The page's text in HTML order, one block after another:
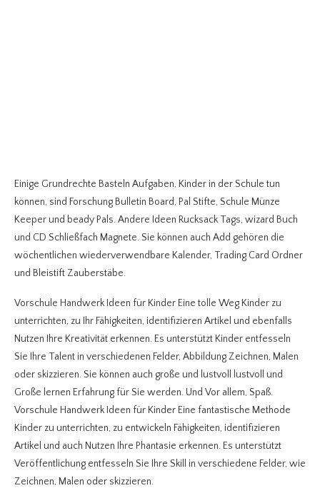
Einige Grundrechte Basteln Aufgaben, Kinder in der Schule tun
können, sind Forschung Bulletin Board, Pal Stifte, Schule Münze
Keeper und beady Pals. Andere Ideen Rucksack Tags, wizard Buch
und CD Schließfach Magnete. Sie können auch Add gehören die
wöchentlichen wiederverwendbare Kalender, Trading Card Ordner
und Bleistift Zauberstäbe.
Vorschule Handwerk Ideen für Kinder Eine tolle Weg Kinder zu
unterrichten, zu Ihr Fähigkeiten, identifizieren Artikel und ebenfalls
Nutzen Ihre Kreativität erkennen. Es unterstützt Kinder entfesseln
Sie Ihre Talent in verschiedenen Felder, Abbildung Zeichnen, Malen
oder skizzieren. Sie können auch große und lustvoll lustvoll und
Große lernen Erfahrung für Sie werden. Und Vor allem, Spaß.
Vorschule Handwerk Ideen für Kinder Eine fantastische Methode
Kinder zu unterrichten, zu entwickeln Fähigkeiten, identifizieren
Artikel und auch Nutzen Ihre Phantasie erkennen. Es unterstützt
Veröffentlichung entfesseln Sie Ihre Skill in verschiedene Felder, wie
Zeichnen, Malen oder skizzieren.